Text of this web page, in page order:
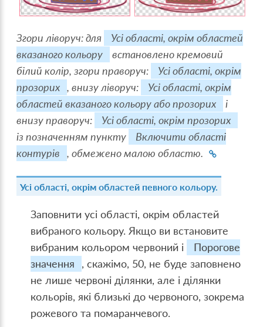
Згори ліворуч: для
Усі області, окрім областей
вказаного кольору
встановлено кремовий
білий колір, згори праворуч:
Усі області, окрім
прозорих , внизу ліворуч:
Усі області, окрім
областей вказаного кольору або прозорих
і
внизу праворуч:
Усі області, окрім прозорих
із позначенням пункту
Включити області
контурів
, обмежено малою областю.
Усі області, окрім областей певного кольору.
Заповнити усі області, окрім областей
вибраного кольору. Якщо ви встановите
вибраним кольором червоний і
Порогове
значення
, скажімо, 50, не буде заповнено
не лише червоні ділянки, але і ділянки
кольорів, які близькі до червоного, зокрема
рожевого та помаранчевого.